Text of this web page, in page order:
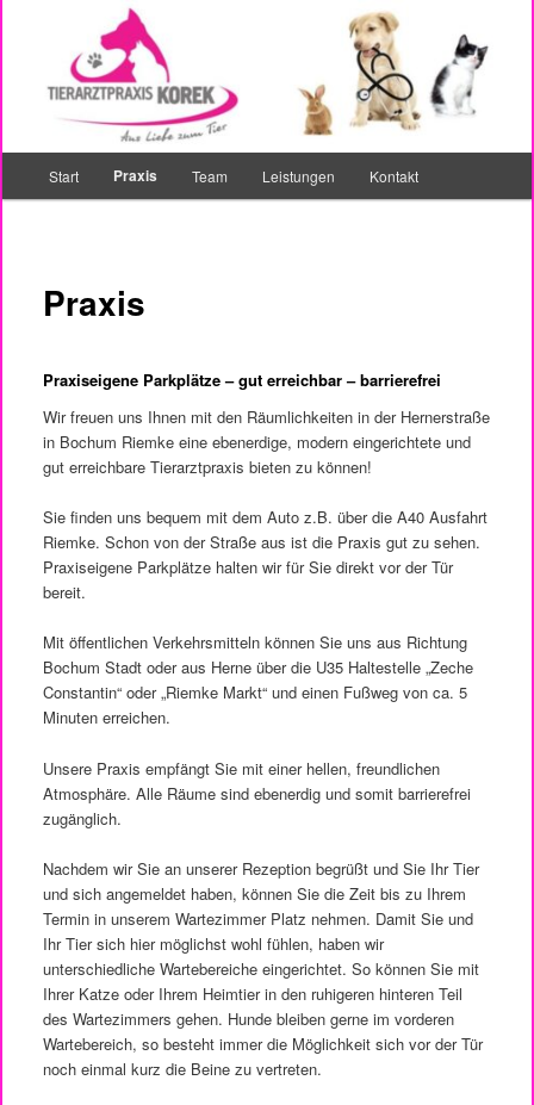
springenTierarztpraxis Korek
Ihr Tierarzt in Bochum Riemke
Start Praxis Team Leistungen Kontakt
Praxis
Praxiseigene Parkplätze – gut erreichbar – barrierefrei
Wir freuen uns Ihnen mit den Räumlichkeiten in der Hernerstraße
in Bochum Riemke eine ebenerdige, modern eingerichtete und
gut erreichbare Tierarztpraxis bieten zu können!
Sie finden uns bequem mit dem Auto z.B. über die A40 Ausfahrt
Riemke. Schon von der Straße aus ist die Praxis gut zu sehen.
Praxiseigene Parkplätze halten wir für Sie direkt vor der Tür
bereit.
Mit öffentlichen Verkehrsmitteln können Sie uns aus Richtung
Bochum Stadt oder aus Herne über die U35 Haltestelle „Zeche
Constantin“ oder „Riemke Markt“ und einen Fußweg von ca. 5
Minuten erreichen.
Unsere Praxis empfängt Sie mit einer hellen, freundlichen
Atmosphäre. Alle Räume sind ebenerdig und somit barrierefrei
zugänglich.
Nachdem wir Sie an unserer Rezeption begrüßt und Sie Ihr Tier
und sich angemeldet haben, können Sie die Zeit bis zu Ihrem
Termin in unserem Wartezimmer Platz nehmen. Damit Sie und
Ihr Tier sich hier möglichst wohl fühlen, haben wir
unterschiedliche Wartebereiche eingerichtet. So können Sie mit
Ihrer Katze oder Ihrem Heimtier in den ruhigeren hinteren Teil
des Wartezimmers gehen. Hunde bleiben gerne im vorderen
Wartebereich, so besteht immer die Möglichkeit sich vor der Tür
noch einmal kurz die Beine zu vertreten.